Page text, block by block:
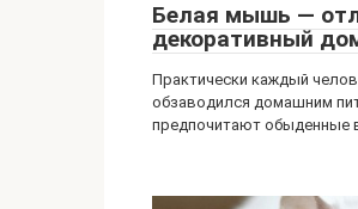
Белая мышь —
декоративный
Практически каждый
обзаводился домашним
предпочитают обыденные